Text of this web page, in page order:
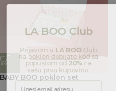
BABY BOO poklon set
LA BOO Club
Prijavom u LA BOOClub
na poklon dobijate kod sa
popustom od20%na
vašu prvu kupovinu.
Unesi email adresu